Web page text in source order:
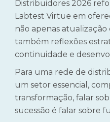
Distribuidores 2026
Labtest Virtue em
não apenas
também reflexões
continuidade e
Para uma rede de
um setor essencial,
transformação, falar
sucessão é falar sobre